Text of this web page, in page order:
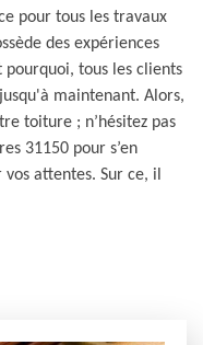
pour tous les travaux
des expériences
pourquoi, tous les clients
maintenant. Alors,
toiture ; n’hésitez pas
31150 pour s’en
attentes. Sur ce, il